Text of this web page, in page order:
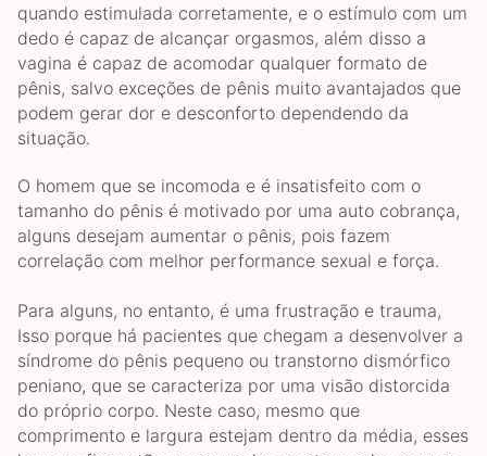
quando estimulada corretamente, e o estímulo com um
dedo é capaz de alcançar orgasmos, além disso a
vagina é capaz de acomodar qualquer formato de
pênis, salvo exceções de pênis muito avantajados que
podem gerar dor e desconforto dependendo da
situação.
O homem que se incomoda e é insatisfeito com o
tamanho do pênis é motivado por uma auto cobrança,
alguns desejam aumentar o pênis, pois fazem
correlação com melhor performance sexual e força.
Para alguns, no entanto, é uma frustração e trauma,
Isso porque há pacientes que chegam a desenvolver a
síndrome do pênis pequeno ou transtorno dismórfico
peniano, que se caracteriza por uma visão distorcida
do próprio corpo. Neste caso, mesmo que
comprimento e largura estejam dentro da média, esses